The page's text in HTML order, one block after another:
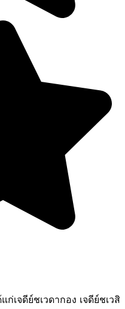
ย์ชเวดากอง เจดีย์ชเวสิ